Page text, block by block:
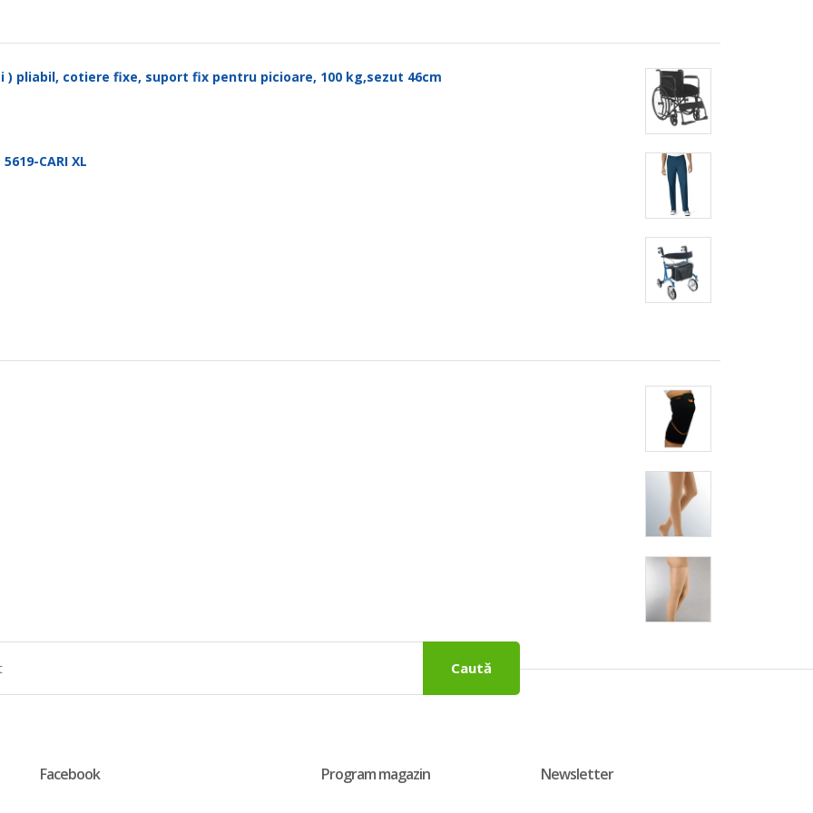
pliabil, cotiere fixe, suport fix pentru picioare, 100 kg,sezut 46cm
CARI XL
Caută
Facebook Program magazin Newsletter